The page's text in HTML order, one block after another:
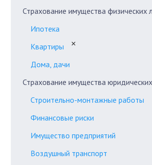
Страхование имущества физических
Ипотека
Квартиры
✕
Дома, дачи
Страхование имущества
Строительно-монтажные работы
Финансовые риски
Имущество предприятий
Воздушный транспорт